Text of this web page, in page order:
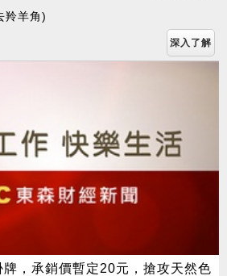
羚羊角)
深入了解
，承銷價暫定20元，搶攻天然色